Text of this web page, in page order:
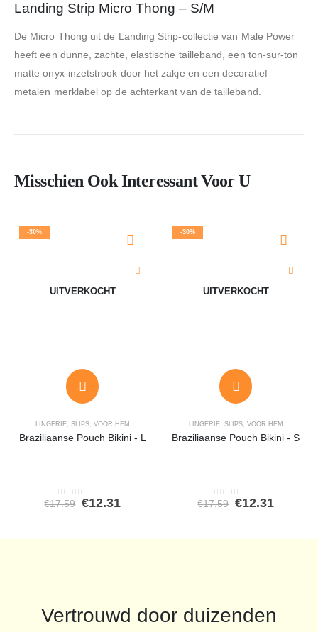
Landing Strip Micro Thong – S/M
De Micro Thong uit de Landing Strip-collectie van Male Power
heeft een dunne, zachte, elastische tailleband, een ton-sur-ton
matte onyx-inzetstrook door het zakje en een decoratief
metalen merklabel op de achterkant van de tailleband.
Misschien Ook Interessant Voor U
-30%
UITVERKOCHT
LINGERIE, SLIPS, VOOR HEM
Braziliaanse Pouch Bikini - L
0out of 5
€17.59 Oorspronkelijke
€12.31
-30%
UITVERKOCHT
LINGERIE, SLIPS, VOOR HEM
Braziliaanse Pouch Bikini - S
0out of 5
€17.59 €12.31
Vertrouwd door duizenden